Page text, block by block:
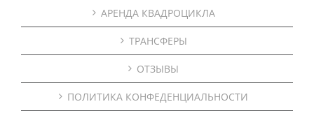
АРЕНДА КВАДРОЦИКЛА
ТРАНСФЕРЫ
ОТЗЫВЫ
ПОЛИТИКА КОНФЕДЕНЦИАЛЬНОСТИ